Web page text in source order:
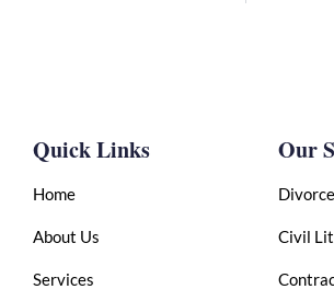
Quick Links
Home
About Us
Services
Our
Civil